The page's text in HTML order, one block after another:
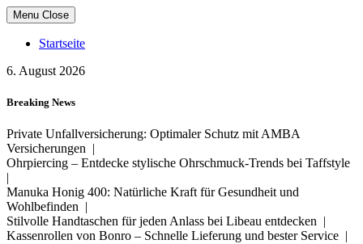
Skip
to
content
Menu Close
Startseite
6. August 2026
Breaking News
Private Unfallversicherung: Optimaler Schutz mit AMBA
Versicherungen |
Ohrpiercing – Entdecke stylische Ohrschmuck-Trends bei Taffstyle
|
Manuka Honig 400: Natürliche Kraft für Gesundheit und
Wohlbefinden |
Stilvolle Handtaschen für jeden Anlass bei Libeau entdecken |
Kassenrollen von Bonro – Schnelle Lieferung und bester Service |